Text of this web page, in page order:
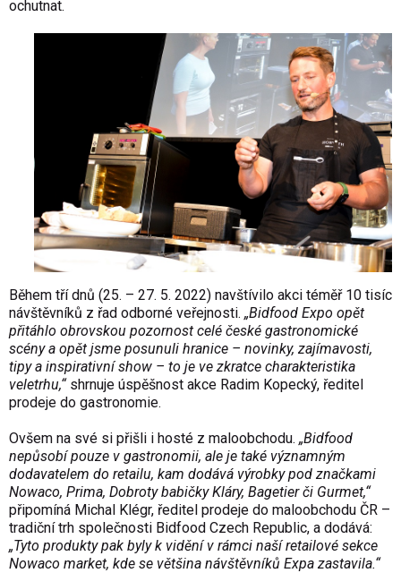
ochutnat.
Během tří dnů (25. – 27. 5. 2022) navštívilo akci téměř 10 tisíc
návštěvníků z řad odborné veřejnosti. „Bidfood Expo opět
přitáhlo obrovskou pozornost celé české gastronomické
scény a opět jsme posunuli hranice – novinky, zajímavosti,
tipy a inspirativní show – to je ve zkratce charakteristika
veletrhu,“shrnuje úspěšnost akce Radim Kopecký, ředitel
prodeje do gastronomie.
Ovšem na své si přišli i hosté z maloobchodu. „Bidfood
nepůsobí pouze v gastronomii, ale je také významným
dodavatelem do retailu, kam dodává výrobky pod značkami
Nowaco, Prima, Dobroty babičky Kláry, Bagetier či Gurmet,“
připomíná Michal Klégr, ředitel prodeje do maloobchodu ČR –
tradiční trh společnosti Bidfood Czech Republic, a dodává:
„Tyto produkty pak byly k vidění v rámci naší retailové sekce
Nowaco market, kde se většina návštěvníků Expa zastavila.“